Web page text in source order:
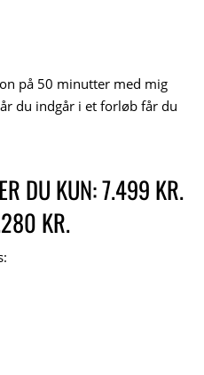
på 50 minutter med mig
du indgår i et forløb får du
DU KUN: 7.499 KR.
KR.